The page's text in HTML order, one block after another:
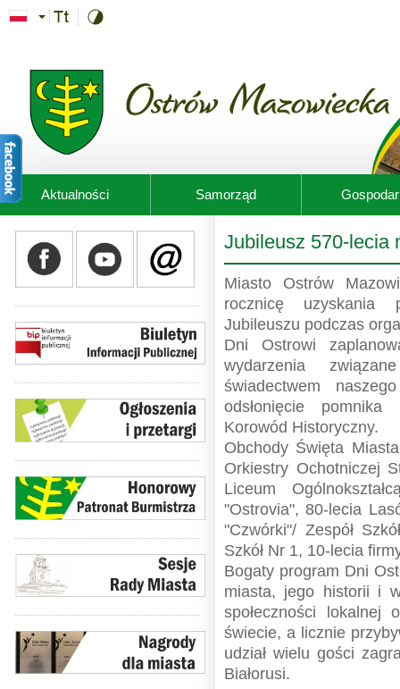
Przejdź do treści
Aktualności Samorząd
Jubileusz 570-lecia
Miasto Ostrów
rocznicę uzyskania
Jubileuszu podczas
Dni Ostrowi
wydarzenia
świadectwem
odsłonięcie
Korowód Historyczny.
Obchody Święta
Orkiestry Ochotniczej
Liceum
"Ostrovia", 80-lecia
"Czwórki"/ Zespół
Szkół Nr 1, 10-lecia
Bogaty program Dni
miasta, jego historii i
społeczności lokalnej
świecie, a licznie
udział wielu gości
Białorusi.